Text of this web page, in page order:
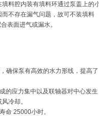
料腔内装有填料环通过泵盖上的
不存在漏气问题，故可不装填料
表面进气或漏水。
确保泵有高效的水力形线，提高了
的应力集中以及联轴器对中心发生
冷却。
命 25000小时。